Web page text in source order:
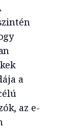
a
az e-